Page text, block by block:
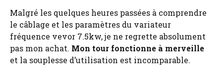
Malgré les quelques heures passées à comprendre
le câblage et les paramètres du variateur
fréquence vevor 7.5kw, je ne regrette absolument
pas mon achat. Mon tour fonctionne à merveille
et la souplesse d’utilisation est incomparable.